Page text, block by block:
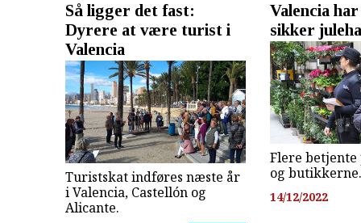
Så ligger det fast:
Dyrere at være turist i
Valencia
Turistskat indføres næste år
i Valencia, Castellón og
Alicante.
Valencia
sikker
Flere betjente
og butikkerne.
14/12/2022